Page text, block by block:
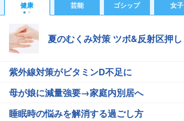
健康 芸能 ゴシップ 女子
夏のむくみ対策 ツボ&反射区押し
紫外線対策がビタミンD不足に
母が娘に減量強要→家庭内別居へ
睡眠時の悩みを解消する過ごし方